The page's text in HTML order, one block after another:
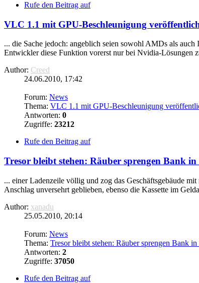
Rufe den Beitrag auf
VLC 1.1 mit GPU-Beschleunigung
... die Sache jedoch: angeblich seien sowohl AMDs als
Entwickler diese Funktion vorerst nur bei Nvidia-Lösungen
Author: Creed
24.06.2010, 17:42
Forum: News
Thema: VLC 1.1 mit GPU-Beschleunigung
Antworten: 0
Zugriffe: 23212
Rufe den Beitrag auf
Tresor bleibt stehen: Räuber sprengen Bank
... einer Ladenzeile völlig und zog das Geschäftsgebäude
Anschlag unversehrt geblieben, ebenso die Kassette im
Author: xanadu
25.05.2010, 20:14
Forum: News
Thema: Tresor bleibt stehen: Räuber sprengen Bank
Antworten: 2
Zugriffe: 37050
Rufe den Beitrag auf